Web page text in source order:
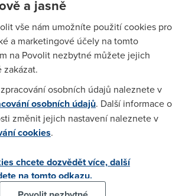
phobosux.txt
phobosux.txt
phobosux.txt
phobosux.txt
phobosux.txt
phobosux.txt
phobosux.txt
phobosux.txt
phobosux.txt
phobosux.txt
phobosux.txt
phobosux.txt
a jasně
vše nám umožníte použití cookies pro
a marketingové účely na tomto
na Povolit nezbytné můžete jejich
zakázat.
osobních údajů naleznete v
osobních údajů. Další informace o
změnit jejich nastavení naleznete v
cookies.
chcete dozvědět více, další
na tomto odkazu.